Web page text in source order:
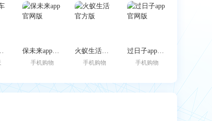
方版 保未来app官网版
手机购物
火蚁生活官方版
手机购物
过日子app官网版
手机购物